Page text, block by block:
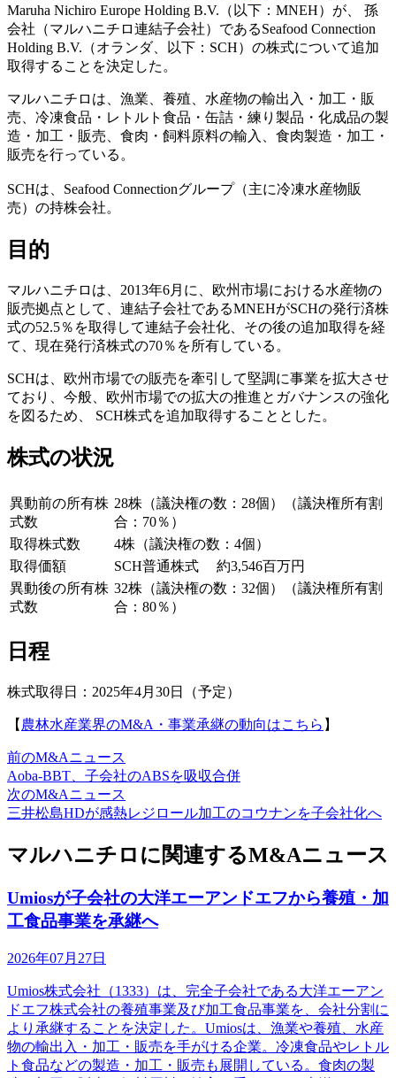
Maruha Nichiro Europe Holding B.V.（以下：MNEH）が、 孫
会社（マルハニチロ連結子会社）であるSeafood Connection
Holding B.V.（オランダ、以下：SCH）の株式について追加
取得することを決定した。
マルハニチロは、漁業、養殖、水産物の輸出入・加工・販
売、冷凍食品・レトルト食品・缶詰・練り製品・化成品の製
造・加工・販売、食肉・飼料原料の輸入、食肉製造・加工・
販売を行っている。
SCHは、Seafood Connectionグループ（主に冷凍水産物販
売）の持株会社。
目的
マルハニチロは、2013年6月に、欧州市場における水産物の
販売拠点として、連結子会社であるMNEHがSCHの発行済株
式の52.5％を取得して連結子会社化、その後の追加取得を経
て、現在発行済株式の70％を所有している。
SCHは、欧州市場での販売を牽引して堅調に事業を拡大させ
ており、今般、欧州市場での拡大の推進とガバナンスの強化
を図るため、 SCH株式を追加取得することとした。
株式の状況
異動前の所有株
式数
28株（議決権の数：28個）（議決権所有割
合：70％）
取得株式数
4株（議決権の数：4個）
取得価額
SCH普通株式 約3,546百万円
異動後の所有株
式数
32株（議決権の数：32個）（議決権所有割
合：80％）
日程
株式取得日：2025年4月30日（予定）
【 農林水産業界のM&A・事業承継の動向はこちら 】
前のM&Aニュース
Aoba-BBT、子会社のABSを吸収合併
次のM&Aニュース
三井松島HDが感熱レジロール加工のコウナンを子会社化へ
マルハニチロに関連するM&Aニュース
Umiosが子会社の大洋エーアンドエフから養殖・加
工食品事業を承継へ
2026年07月27日
Umios株式会社（1333）は、完全子会社である大洋エーアン
ドエフ株式会社の養殖事業及び加工食品事業を、会社分割に
より承継することを決定した。Umiosは、漁業や養殖、水産
物の輸出入・加工・販売を手がける企業。冷凍食品やレトル
ト食品などの製造・加工・販売も展開している。食肉の製